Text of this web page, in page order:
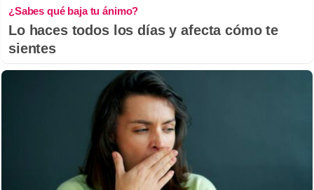
¿Sabes qué baja tu ánimo?
Lo haces todos los días y afecta cómo te
sientes